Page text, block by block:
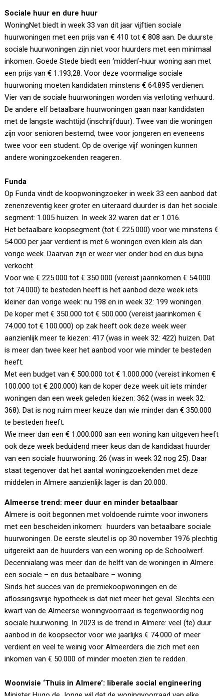
Sociale huur en dure huur
WoningNet biedt in week 33 van dit jaar vijftien sociale
huurwoningen met een prijs van € 410 tot € 808 aan. De duurste
sociale huurwoningen zijn niet voor huurders met een minimaal
inkomen. Goede Stede biedt een ‘midden’-huur woning aan met
een prijs van € 1.193,28. Voor deze voormalige sociale
huurwoning moeten kandidaten minstens € 64.895 verdienen.
Vier van de sociale huurwoningen worden via verloting verhuurd.
De andere elf betaalbare huurwoningen gaan naar kandidaten
met de langste wachttijd (inschrijfduur). Twee van die woningen
zijn voor senioren bestemd, twee voor jongeren en eveneens
twee voor een student. Op de overige vijf woningen kunnen
andere woningzoekenden reageren.
Funda
Op Funda vindt de koopwoningzoeker in week 33 een aanbod dat
zenenzeventig keer groter en uiteraard duurder is dan het sociale
segment: 1.005 huizen. In week 32 waren dat er 1.016.
Het betaalbare koopsegment (tot € 225.000) voor wie minstens €
54.000 per jaar verdient is met 6 woningen even klein als dan
vorige week. Daarvan zijn er weer vier onder bod en dus bijna
verkocht.
Voor wie € 225.000 tot € 350.000 (vereist jaarinkomen € 54.000
tot 74.000) te besteden heeft is het aanbod deze week iets
kleiner dan vorige week: nu 198 en in week 32: 199 woningen.
De koper met € 350.000 tot € 500.000 (vereist jaarinkomen €
74.000 tot € 100.000) op zak heeft ook deze week weer
aanzienlijk meer te kiezen: 417 (was in week 32: 422) huizen. Dat
is meer dan twee keer het aanbod voor wie minder te besteden
heeft.
Met een budget van € 500.000 tot € 1.000.000 (vereist inkomen €
100.000 tot € 200.000) kan de koper deze week uit iets minder
woningen dan een week geleden kiezen: 362 (was in week 32:
368). Dat is nog ruim meer keuze dan wie minder dan € 350.000
te besteden heeft.
Wie meer dan een € 1.000.000 aan een woning kan uitgeven heeft
ook deze week beduidend meer keus dan de kandidaat huurder
van een sociale huurwoning: 26 (was in week 32 nog 25). Daar
staat tegenover dat het aantal woningzoekenden met deze
middelen in Almere aanzienlijk lager is dan 20.000.
Almeerse trend: meer duur en minder betaalbaar
Almere is ooit begonnen met voldoende ruimte voor inwoners
met een bescheiden inkomen: huurders van betaalbare sociale
huurwoningen. De eerste sleutel is op 30 november 1976 plechtig
uitgereikt aan de huurders van een woning op de Schoolwerf.
Decennialang was meer dan de helft van de woningen in Almere
een sociale – en dus betaalbare – woning.
Sinds het succes van de premiekoopwoningen en de
aflossingsvrije hypotheek is dat niet meer het geval. Slechts een
kwart van de Almeerse woningvoorraad is tegenwoordig nog
sociale huurwoning. In 2023 is de trend in Almere: veel (te) duur
aanbod in de koopsector voor wie jaarlijks € 74.000 of meer
verdient en veel te weinig voor Almeerders die zich met een
inkomen van € 50.000 of minder moeten zien te redden.
Woonvisie ‘Thuis in Almere’: liberale social engineering